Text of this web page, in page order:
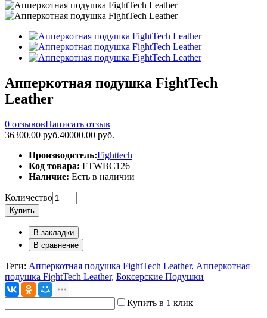
Апперкотная подушка FightTech
Leather
0 отзывовНаписать отзыв
36300.00 руб.40000.00 руб.
Производитель:Fighttech
Код товара: FTWBC126
Наличие: Есть в наличии
Количество
Купить
В закладки
В сравнение
Теги: Апперкотная подушка FightTech Leather, Апперкотная
подушка FightTech Leather, Боксерские Подушки
Купить в 1 клик